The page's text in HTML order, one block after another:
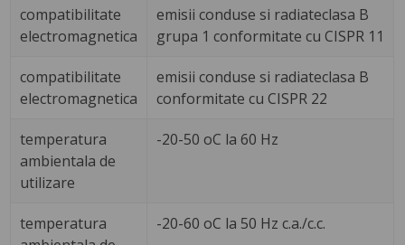
compatibilitate
electromagnetica
emisii conduse si radiateclasa B
grupa 1 conformitate cu CISPR 11
compatibilitate
electromagnetica
emisii conduse si radiateclasa B
conformitate cu CISPR 22
temperatura
ambientala de
utilizare
-20-50 oC la 60 Hz
temperatura
-20-60 oC la 50 Hz c.a./c.c.